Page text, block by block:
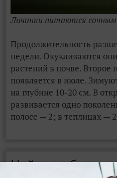
Личинки питаются
Продолжительность
недели. Окукливаются
растений в почве. Второе
появляется в июле.
на глубине 10-20 см. В
развивается одно
полосе — 2; в теплицах —
Найти и